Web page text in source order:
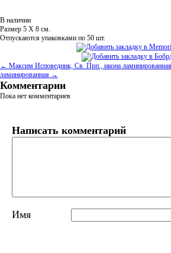
В наличии
Размер 5 Х 8 см.
Отпускаются упаковками по 50 шт.
← Максим Исповедник, Св. Прп., икона ламинированная
ламинированная →
Комментарии
Пока нет комментариев
Написать комментарий
Имя